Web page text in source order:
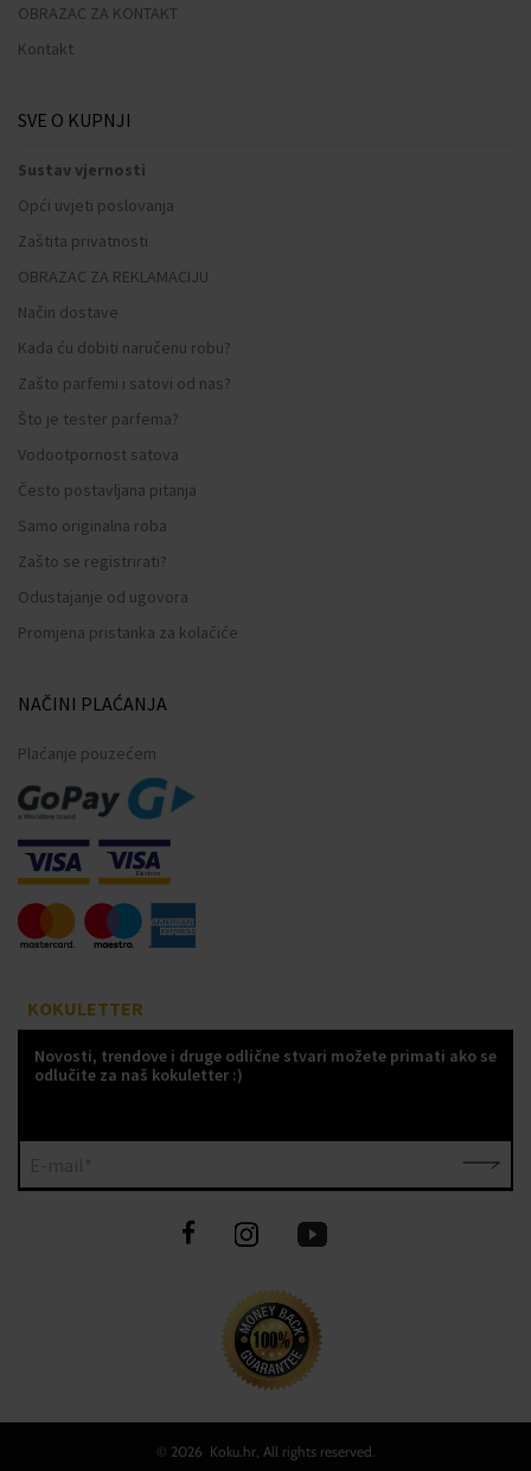
OBRAZAC ZA KONTAKT
Kontakt
SVE O KUPNJI
Sustav vjernosti
Opći uvjeti poslovanja
Zaštita privatnosti
OBRAZAC ZA REKLAMACIJU
Način dostave
Kada ću dobiti naručenu robu?
Zašto parfemi i satovi od nas?
Što je tester parfema?
Vodootpornost satova
Često postavljana pitanja
Samo originalna roba
Zašto se registrirati?
Odustajanje od ugovora
Promjena pristanka za kolačiće
NAČINI PLAĆANJA
Plaćanje pouzećem
KOKULETTER
Novosti, trendove i druge odlične stvari možete primati ako se
odlučite za naš kokuletter :)
© 2026 Koku.hr, All rights reserved.